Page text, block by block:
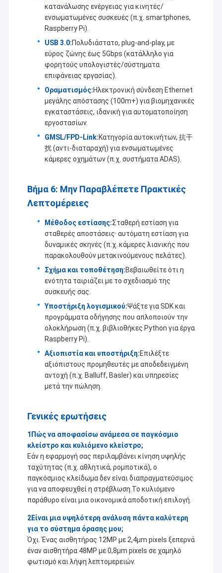
κατανάλωσης ενέργειας για κινητές/
ενσωματωμένες συσκευές (π.χ. smartphones,
Raspberry Pi).
USB 3.0:Πολυδιάστατο, plug-and-play, με
εύρος ζώνης έως 5Gbps (κατάλληλο για
φορητούς υπολογιστές/σύστηματα
επιφάνειας εργασίας).
Οραματισμός:Ηλεκτρονική σύνδεση Ethernet
μεγάλης απόστασης (100m+) για βιομηχανικές
εγκαταστάσεις, ιδανική για αυτοματοποίηση
εργοστασίων.
GMSL/FPD-Link:Κατηγορία αυτοκινήτων, 抗干
扰 (αντι-διαταραχή) για ενσωματωμένες
κάμερες οχημάτων (π.χ. συστήματα ADAS).
Βήμα 6: Μην Παραβλέπετε Πρακτικές
Λεπτομέρειες
Μέθοδος εστίασης:Σταθερή εστίαση για
σταθερές αποστάσεις· αυτόματη εστίαση για
δυναμικές σκηνές (π.χ. κάμερες λιανικής που
παρακολουθούν μετακινούμενους πελάτες).
Σχήμα και τοποθέτηση:Βεβαιωθείτε ότι η
ενότητα ταιριάζει με το σχεδιασμό της
συσκευής σας.
Υποστήριξη λογισμικού:Ψάξτε για SDK και
προγράμματα οδήγησης που απλοποιούν την
ολοκλήρωση (π.χ. βιβλιοθήκες Python για έργα
Raspberry Pi).
Αξιοπιστία και υποστήριξη:Επιλέξτε
αξιόπιστους προμηθευτές με αποδεδειγμένη
αντοχή (π.χ. Balluff, Basler) και υπηρεσίες
μετά την πώληση.
Γενικές ερωτήσεις
1Πώς να αποφασίσω ανάμεσα σε παγκόσμιο
κλείστρο και κυλιόμενο κλείστρο;
Εάν η εφαρμογή σας περιλαμβάνει κίνηση υψηλής
ταχύτητας (π.χ. αθλητικά, ρομποτικά), ο
παγκόσμιος κλείδωμα δεν είναι διαπραγματεύσιμος
για να αποφευχθεί η στρέβλωση.Το κυλιόμενο
παράθυρο είναι μια οικονομικά αποδοτική επιλογή.
2Είναι μια υψηλότερη ανάλυση πάντα καλύτερη
για το σύστημα όρασης μου;
Όχι. Ένας αισθητήρας 12MP με 2,4μm pixels ξεπερνά
έναν αισθητήρα 48MP με 0,8μm pixels σε χαμηλό
φωτισμό και λήψη λεπτομερειών.